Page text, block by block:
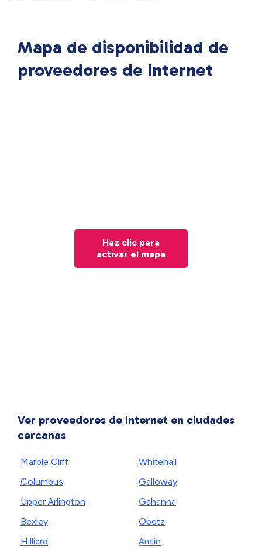
Mapa de disponibilidad de
proveedores de Internet
Haz clic para
activar el mapa
Ver proveedores de internet en ciudades
cercanas
Marble Cliff
Columbus
Upper Arlington
Bexley
Hilliard
Whitehall
Galloway
Gahanna
Obetz
Amlin